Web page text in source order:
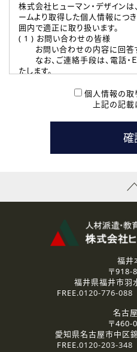
株式会社ヒューマン・デザイン
ームより取得した個人情報につ
囲内で適正に取り扱います。
( 1 ) お問い合わせの皆様
お問い合わせの内容に回答す
なお、ご連絡手段は、電話・
たします。
本登録に関するご連絡および
たします。
( 3 ) スタッフ派遣を検討されて
お問い合わせの内容に回答す
なお、ご連絡手段は、電話・
資料送付、受講相談に関する
その他、お問い合わせの内容
なお、ご連絡手段は、電話・
2.個人情報の第三者提供
ご提供いただいた個人情報は、
3.個人情報の取り扱いの委託
弊社の定める個人情報保護の評
人情報を委託する場合がありま
個人情報の取
上記の記
福井
〒
福井県福井市羽
FREE.0120-776-088
名古
〒
愛知県名古屋市中区
FREE.0120-203-348